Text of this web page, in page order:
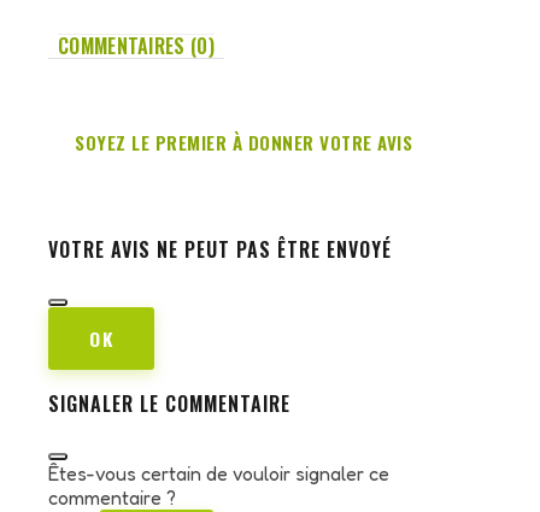
COMMENTAIRES (0)
SOYEZ LE PREMIER À DONNER VOTRE AVIS
VOTRE AVIS NE PEUT PAS ÊTRE ENVOYÉ
OK
SIGNALER LE COMMENTAIRE
Êtes-vous certain de vouloir signaler ce
commentaire ?